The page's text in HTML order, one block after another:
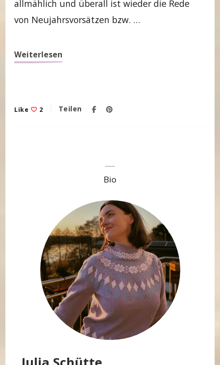
allmählich und überall ist wieder die Rede
von Neujahrsvorsätzen bzw. …
Weiterlesen
Like 2 Teilen
Bio